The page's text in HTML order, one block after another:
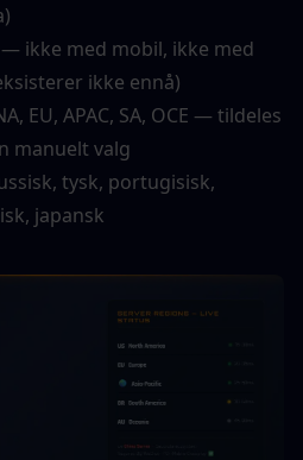
ikke med mobil, ikke med
ikke ennå)
EU, APAC, SA, OCE — tildeles
manuelt valg
tysk, portugisisk,
japansk